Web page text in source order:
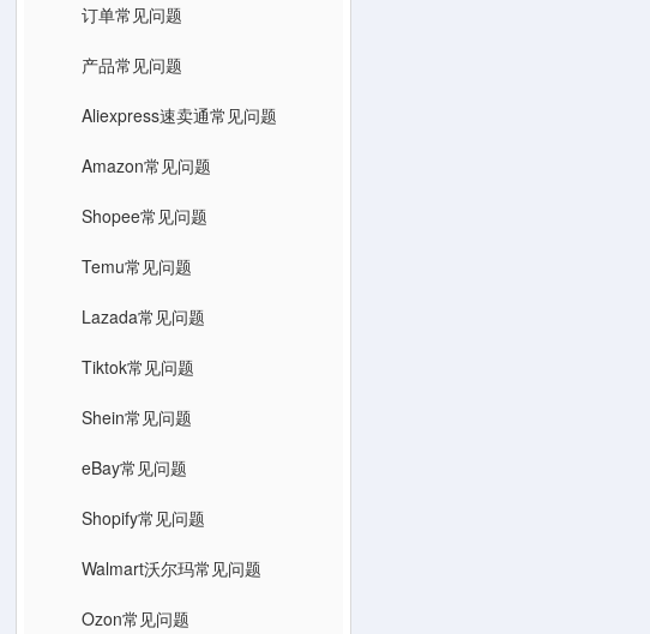
订单常见问题
产品常见问题
Aliexpress速卖通常见问题
Amazon常见问题
Shopee常见问题
Temu常见问题
Lazada常见问题
Tiktok常见问题
Shein常见问题
eBay常见问题
Shopify常见问题
Walmart沃尔玛常见问题
Ozon常见问题